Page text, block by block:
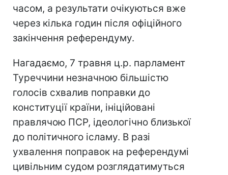
часом, а результати очікуються вже
через кілька годин після офіційного
закінчення референдуму.
Нагадаємо, 7 травня ц.р. парламент
Туреччини незначною більшістю
голосів схвалив поправки до
конституції країни, ініційовані
правлячою ПСР, ідеологічно близької
до політичного ісламу. В разі
ухвалення поправок на референдумі
цивільним судом розглядатимуться